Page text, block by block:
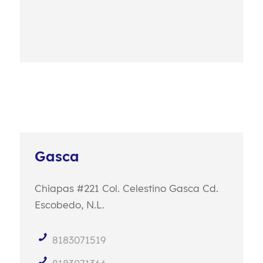
Gasca
Chiapas #221 Col. Celestino Gasca Cd.
Escobedo, N.L.
8183071519